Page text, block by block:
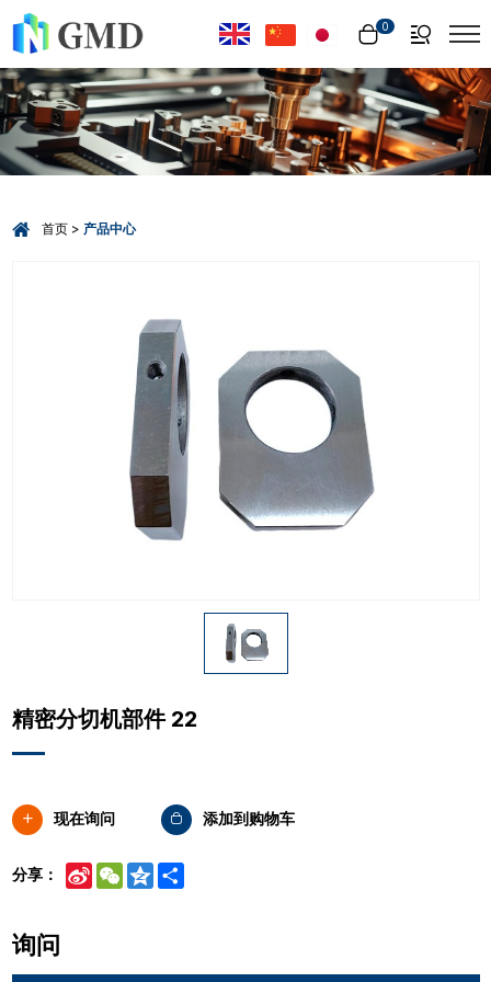
Select Language ▼ 0
首页 产品中心
精密分切机部件 22
现在询问 添加到购物车
分享：
Sina
Weibo
WeChatQzone
询问